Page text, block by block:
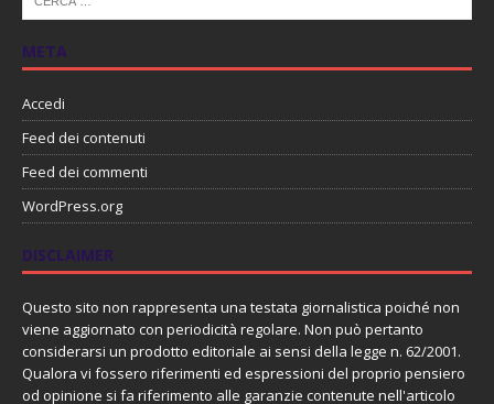
META
Accedi
Feed dei contenuti
Feed dei commenti
WordPress.org
DISCLAIMER
Questo sito non rappresenta una testata giornalistica poiché non
viene aggiornato con periodicità regolare. Non può pertanto
considerarsi un prodotto editoriale ai sensi della legge n. 62/2001.
Qualora vi fossero riferimenti ed espressioni del proprio pensiero
od opinione si fa riferimento alle garanzie contenute nell'articolo